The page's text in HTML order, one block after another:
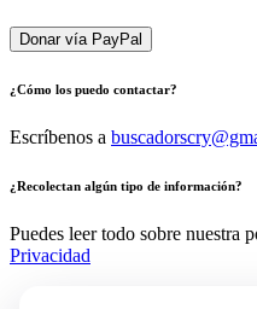
Donar vía PayPal
¿Cómo los puedo contactar?
Escríbenos a
¿Recolectan algún tipo de información?
Puedes leer todo sobre nuestra
Privacidad